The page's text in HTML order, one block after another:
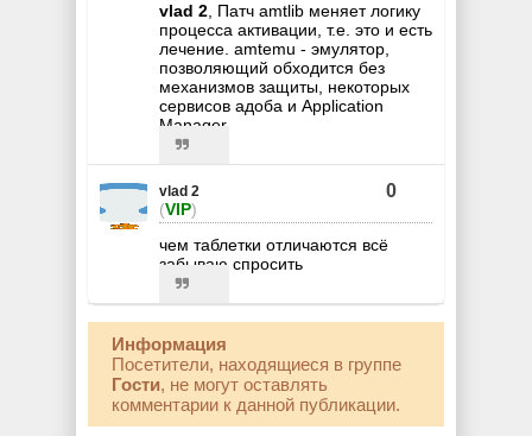
vlad 2, Патч amtlib меняет логику
процесса активации, т.е. это и есть
лечение. amtemu - эмулятор,
позволяющий обходится без
механизмов защиты, некоторых
сервисов адоба и Application
Manager.
vlad 2
(VIP)
0
чем таблетки отличаются всё
забываю спросить
Информация
Посетители, находящиеся в группе
Гости, не могут оставлять
комментарии к данной публикации.